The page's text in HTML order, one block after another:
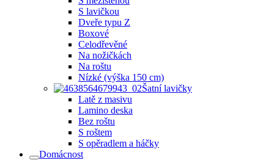
S lavičkou
Dveře typu Z
Boxové
Celodřevěné
Na nožičkách
Na roštu
Nízké (výška 150 cm)
Šatní lavičky
Latě z masivu
Lamino deska
Bez roštu
S roštem
S opěradlem a háčky
Domácnost